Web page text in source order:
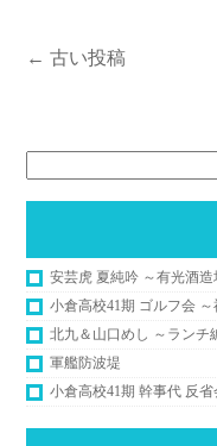
← 古い投稿
安芸虎 夏純吟 ～有光酒造
小倉高校41期 ゴルフ会
北九＆山口めし ～ランチ
軍艦防波堤
小倉高校41期 幹事代 反